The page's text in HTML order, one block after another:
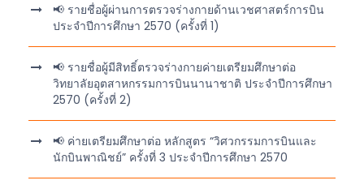
📢 รายชื่อผู้ผ่านการตรวจร่างกายด้านเวชศาสตร์การบิน
ประจำปีการศึกษา 2570 (ครั้งที่ 1)
📢 รายชื่อผู้มีสิทธิ์ตรวจร่างกายค่ายเตรียมศึกษาต่อ
วิทยาลัยอุตสาหกรรมการบินนานาชาติ ประจำปีการศึกษา
2570 (ครั้งที่ 2)
📢 ค่ายเตรียมศึกษาต่อ หลักสูตร “วิศวกรรมการบินและ
นักบินพาณิชย์” ครั้งที่ 3 ประจำปีการศึกษา 2570